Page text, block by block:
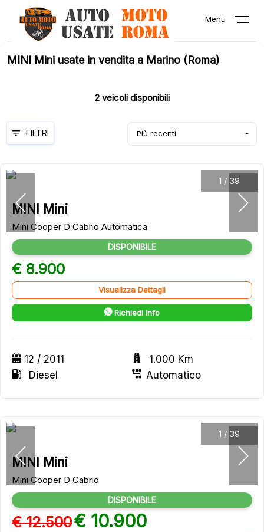
Menu
MINI Mini usate in vendita a Marino (Roma)
2veicoli disponibili
Più recenti
FILTRI
1 / 39
MINI Mini
Mini Cooper D Cabrio Automatica
DISPONIBILE
€ 8.900
Visualizza Dettagli
Richiedi Info
12 / 2011
1.000 Km
Diesel
Automatico
1 / 39
MINI Mini
Mini Cooper D Cabrio
DISPONIBILE
€ 12.500€ 10.900